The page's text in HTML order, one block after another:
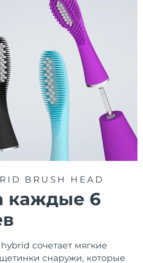
Deep Clean, Whitening и Sensitive.
Pulse обеспечивает 11 000
для глубокого и бережного
рта.
к индивидуальным режимам
FOREO For You.
BRUSH HEAD
каждые 6
сочетает мягкие
снаружи, которые